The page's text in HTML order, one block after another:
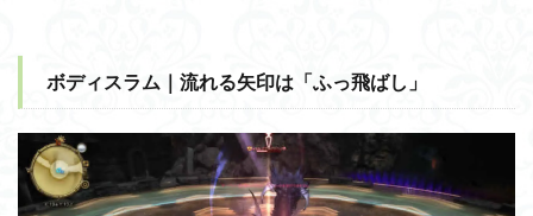
ボディスラム｜流れる矢印は「ふっ飛ばし」